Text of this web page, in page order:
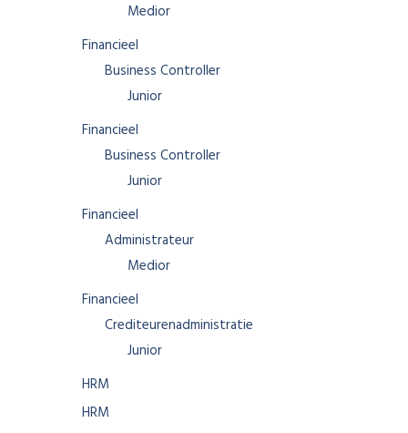
Medior
Financieel
Business Controller
Junior
Financieel
Business Controller
Junior
Financieel
Administrateur
Medior
Financieel
Crediteurenadministratie
Junior
HRM
HRM